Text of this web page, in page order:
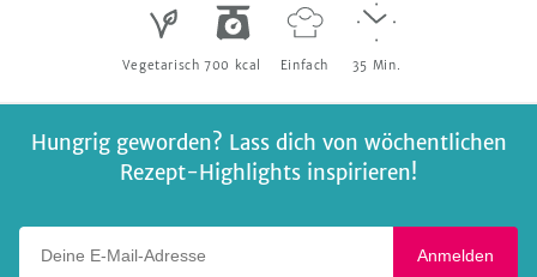
Vegetarisch 700 kcal Einfach 35 Min.
Hungrig geworden? Lass dich von wöchentlichen
Rezept-Highlights inspirieren!
Anmelden